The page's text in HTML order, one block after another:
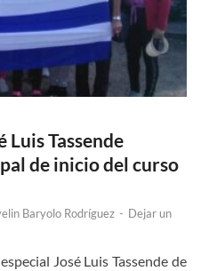
Luis Tassende
de inicio del curso
Baryolo Rodríguez - Dejar un
José Luis Tassende de